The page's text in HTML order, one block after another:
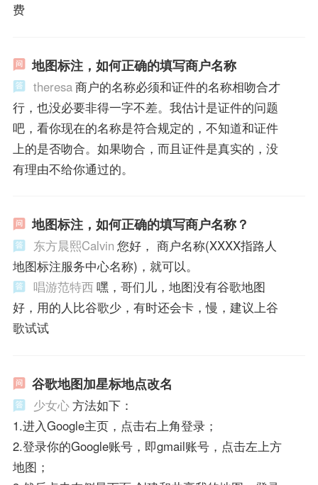
费
地图标注，如何正确的填写商户名称
theresa商户的名称必须和证件的名称相吻合才
行，也没必要非得一字不差。我估计是证件的问题
吧，看你现在的名称是符合规定的，不知道和证件
上的是否吻合。如果吻合，而且证件是真实的，没
有理由不给你通过的。
地图标注，如何正确的填写商户名称？
东方晨熙Calvin 您好， 商户名称(XXXX指路人
地图标注服务中心名称)，就可以。
唱游范特西嘿，哥们儿，地图没有谷歌地图
好，用的人比谷歌少，有时还会卡，慢，建议上谷
歌试试
谷歌地图加星标地点改名
少女心方法如下：
1.进入Google主页，点击右上角登录；
2.登录你的Google账号，即gmail账号，点击左上方
地图；